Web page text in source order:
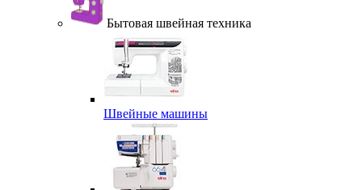
Бытовая швейная техника
Швейные машины